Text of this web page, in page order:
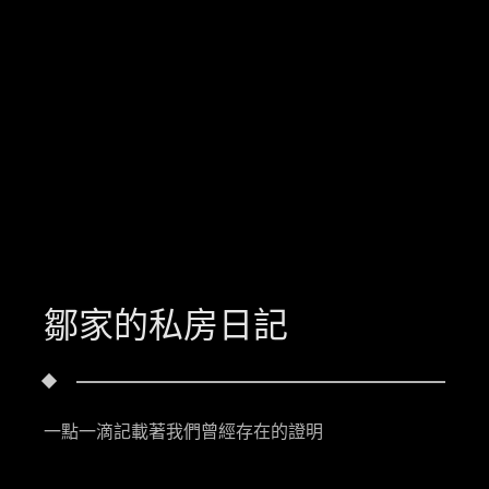
鄒家的私房日記
一點一滴記載著我們曾經存在的證明